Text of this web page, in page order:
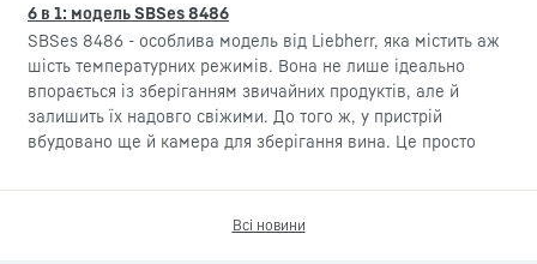
6 в 1: модель SBSes 8486
SBSes 8486 - особлива модель від Liebherr, яка містить аж
шість температурних режимів. Вона не лише ідеально
впорається із зберіганням звичайних продуктів, але й
залишить їх надовго свіжими. До того ж, у пристрій
вбудовано ще й камера для зберігання вина. Це просто
Всі новини